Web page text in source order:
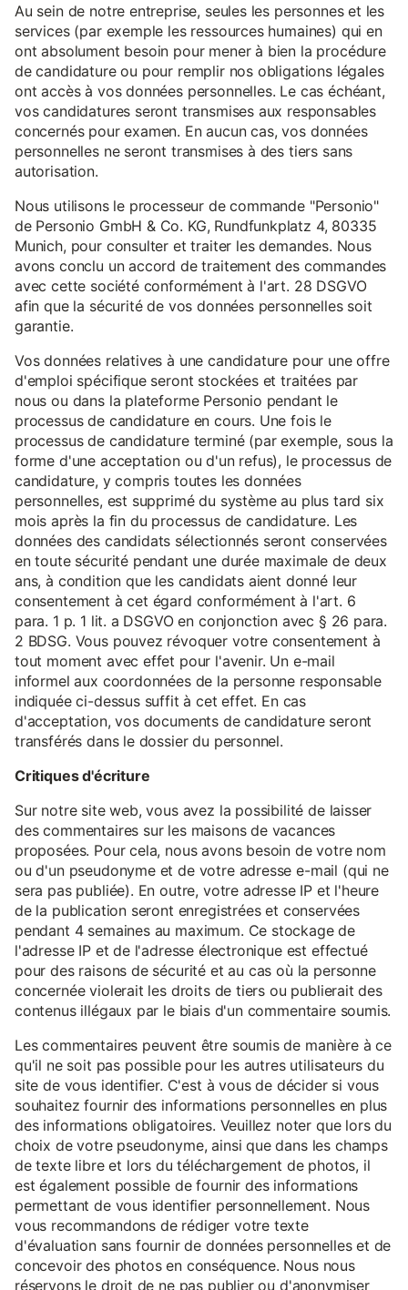
Au sein de notre entreprise, seules les personnes et les
services (par exemple les ressources humaines) qui en
ont absolument besoin pour mener à bien la procédure
de candidature ou pour remplir nos obligations légales
ont accès à vos données personnelles. Le cas échéant,
vos candidatures seront transmises aux responsables
concernés pour examen. En aucun cas, vos données
personnelles ne seront transmises à des tiers sans
autorisation.
Nous utilisons le processeur de commande "Personio"
de Personio GmbH & Co. KG, Rundfunkplatz 4, 80335
Munich, pour consulter et traiter les demandes. Nous
avons conclu un accord de traitement des commandes
avec cette société conformément à l'art. 28 DSGVO
afin que la sécurité de vos données personnelles soit
garantie.
Vos données relatives à une candidature pour une offre
d'emploi spécifique seront stockées et traitées par
nous ou dans la plateforme Personio pendant le
processus de candidature en cours. Une fois le
processus de candidature terminé (par exemple, sous la
forme d'une acceptation ou d'un refus), le processus de
candidature, y compris toutes les données
personnelles, est supprimé du système au plus tard six
mois après la fin du processus de candidature. Les
données des candidats sélectionnés seront conservées
en toute sécurité pendant une durée maximale de deux
ans, à condition que les candidats aient donné leur
consentement à cet égard conformément à l'art. 6
para. 1 p. 1 lit. a DSGVO en conjonction avec § 26 para.
2 BDSG. Vous pouvez révoquer votre consentement à
tout moment avec effet pour l'avenir. Un e-mail
informel aux coordonnées de la personne responsable
indiquée ci-dessus suffit à cet effet. En cas
d'acceptation, vos documents de candidature seront
transférés dans le dossier du personnel.
Critiques d'écriture
Sur notre site web, vous avez la possibilité de laisser
des commentaires sur les maisons de vacances
proposées. Pour cela, nous avons besoin de votre nom
ou d'un pseudonyme et de votre adresse e-mail (qui ne
sera pas publiée). En outre, votre adresse IP et l'heure
de la publication seront enregistrées et conservées
pendant 4 semaines au maximum. Ce stockage de
l'adresse IP et de l'adresse électronique est effectué
pour des raisons de sécurité et au cas où la personne
concernée violerait les droits de tiers ou publierait des
contenus illégaux par le biais d'un commentaire soumis.
Les commentaires peuvent être soumis de manière à ce
qu'il ne soit pas possible pour les autres utilisateurs du
site de vous identifier. C'est à vous de décider si vous
souhaitez fournir des informations personnelles en plus
des informations obligatoires. Veuillez noter que lors du
choix de votre pseudonyme, ainsi que dans les champs
de texte libre et lors du téléchargement de photos, il
est également possible de fournir des informations
permettant de vous identifier personnellement. Nous
vous recommandons de rédiger votre texte
d'évaluation sans fournir de données personnelles et de
concevoir des photos en conséquence. Nous nous
réservons le droit de ne pas publier ou d'anonymiser